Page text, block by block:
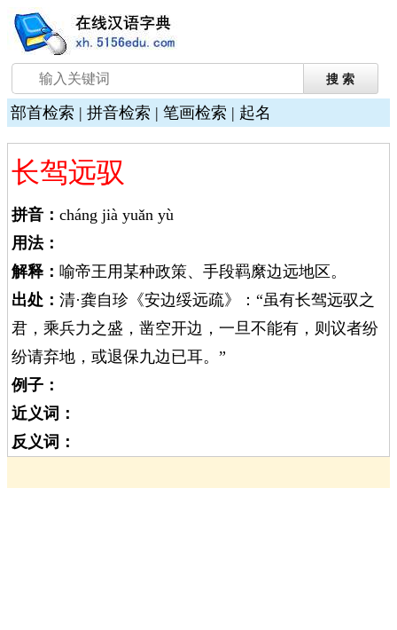
部首检索 | 拼音检索 | 笔画检索 | 起名
长驾远驭
拼音： cháng jià yuǎn yù
用法：
解释： 喻帝王用某种政策、手段羁縻边远地区。
出处： 清·龚自珍《安边绥远疏》：“虽有长驾远驭之
君，乘兵力之盛，凿空开边，一旦不能有，则议者纷
纷请弃地，或退保九边已耳。”
例子：
近义词：
反义词：